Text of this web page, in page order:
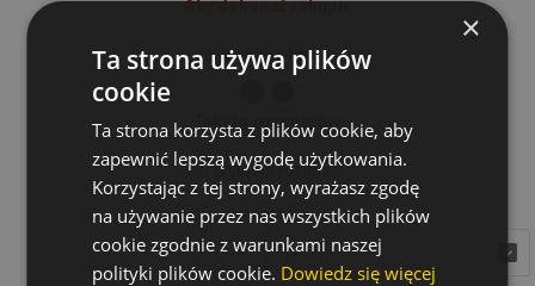
Aby dokonać zakupu:
1. Wybierz kolor:
Tabela rozmiarów
2. Wybierz rozmiar:
Rozmiar
wybierz
wybierz
×
Ta strona używa plików
cookie
Ta strona korzysta z plików cookie, aby
zapewnić lepszą wygodę użytkowania.
Korzystając z tej strony, wyrażasz zgodę
na używanie przez nas wszystkich plików
cookie zgodnie z warunkami naszej
polityki plików cookie. Dowiedz się więcej